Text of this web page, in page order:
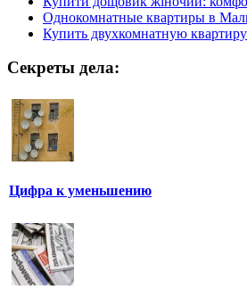
Однокомнатные квартиры в
Купить двухкомнатную
Секреты дела:
Цифра к уменьшению